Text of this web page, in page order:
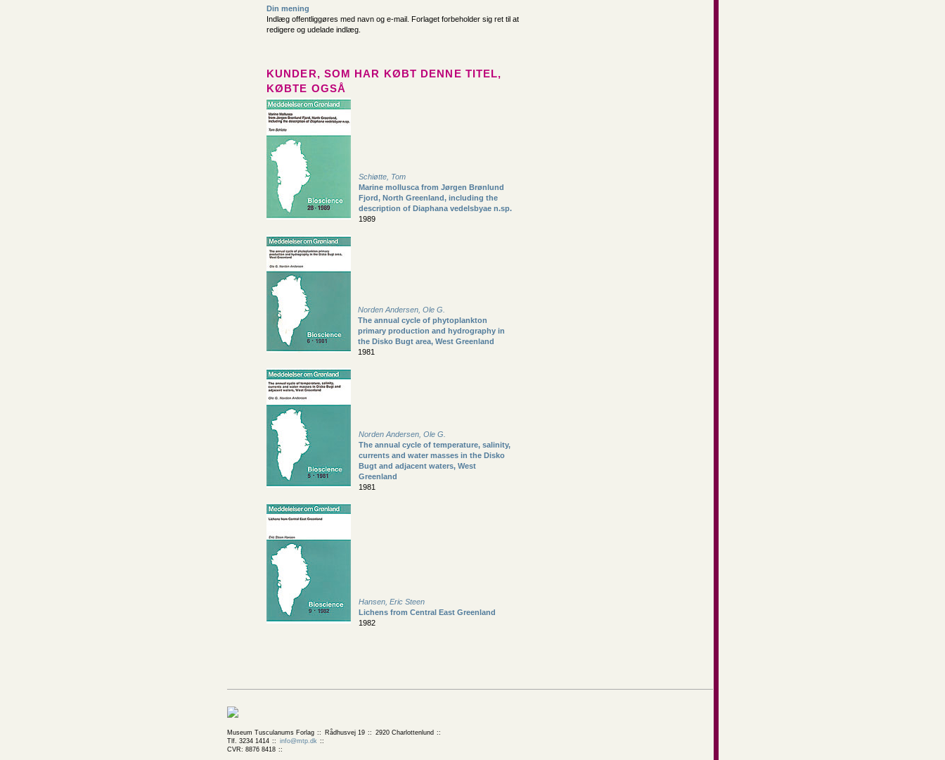
Din mening
Indlæg offentliggøres med navn og e-mail. Forlaget forbeholder sig ret til at
redigere og udelade indlæg.
KUNDER, SOM HAR KØBT DENNE TITEL,
KØBTE OGSÅ
Schiøtte, Tom
Marine mollusca from Jørgen Brønlund
Fjord, North Greenland, including the
description of Diaphana vedelsbyae n.sp.
1989
Norden Andersen, Ole G.
The annual cycle of phytoplankton
primary production and hydrography in
the Disko Bugt area, West Greenland
1981
Norden Andersen, Ole G.
The annual cycle of temperature, salinity,
currents and water masses in the Disko
Bugt and adjacent waters, West
Greenland
1981
Hansen, Eric Steen
Lichens from Central East Greenland
1982
Museum Tusculanums Forlag Rådhusvej 19
2920 Charlottenlund
Tlf. 3234 1414
info@mtp.dk
CVR: 8876 8418